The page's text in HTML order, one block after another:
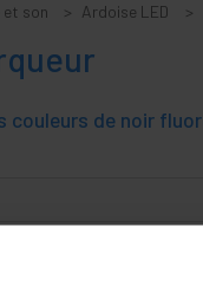
et son Ardoise LED